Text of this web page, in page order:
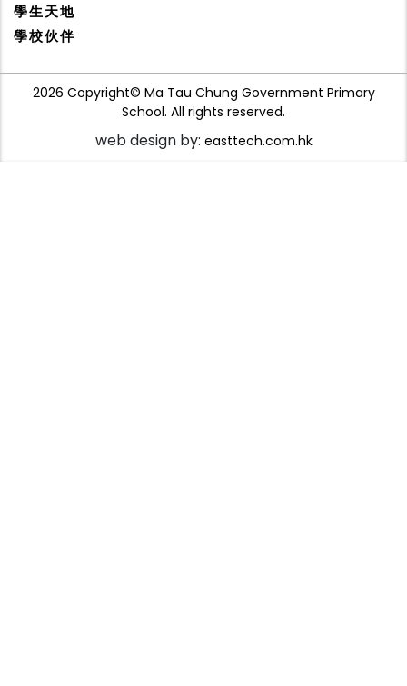
學生天地
學校伙伴
2026 Copyright© Ma Tau Chung Government Primary
School. All rights reserved.
web design by: easttech.com.hk